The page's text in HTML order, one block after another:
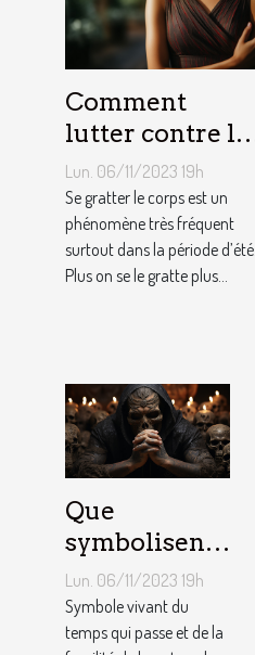
Comment
lutter contre la
démangeaison ?
Lun. 06/11/2023 19h
Se gratter le corps est un
phénomène très fréquent
surtout dans la période d’été.
Plus on se le gratte plus...
Que
symbolisent
les Tatouages
Têtes de
Mort ?
Lun. 06/11/2023 19h
Symbole vivant du
temps qui passe et de la